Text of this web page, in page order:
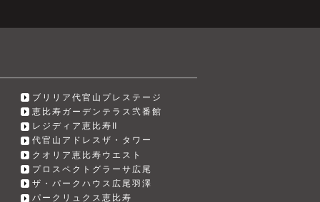
ブリリア代官山プレステージ
恵比寿ガーデンテラス弐番館
レジディア恵比寿Ⅱ
代官山アドレスザ・タワー
クオリア恵比寿ウエスト
プロスペクトグラーサ広尾
ザ・パークハウス広尾羽澤
パークリュクス恵比寿